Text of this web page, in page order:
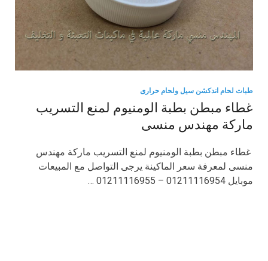
طبات لحام اندكشن سيل ولحام حرارى
غطاء مبطن بطبة الومنيوم لمنع التسريب
ماركة مهندس منسى
غطاء مبطن بطبة الومنيوم لمنع التسريب ماركة مهندس
منسى لمعرفة سعر الماكينة يرجى التواصل مع المبيعات
موبايل 01211116954 – 01211116955 …